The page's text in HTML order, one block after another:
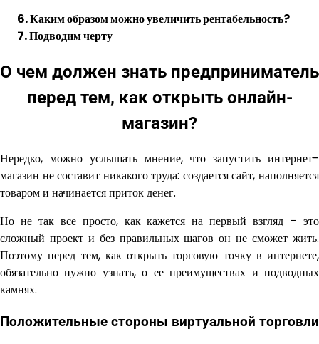
6. Каким образом можно увеличить рентабельность?
7. Подводим черту
О чем должен знать предприниматель
перед тем, как открыть онлайн-
магазин?
Нередко, можно услышать мнение, что запустить интернет-
магазин не составит никакого труда: создается сайт, наполняется
товаром и начинается приток денег.
Но не так все просто, как кажется на первый взгляд – это
сложный проект и без правильных шагов он не сможет жить.
Поэтому перед тем, как открыть торговую точку в интернете,
обязательно нужно узнать, о ее преимуществах и подводных
камнях.
Положительные стороны виртуальной торговли